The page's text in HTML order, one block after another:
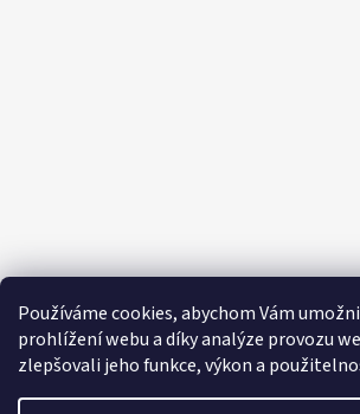
Používáme cookies, abychom Vám
prohlížení webu a díky analýze provozu
zlepšovali jeho funkce, výkon a